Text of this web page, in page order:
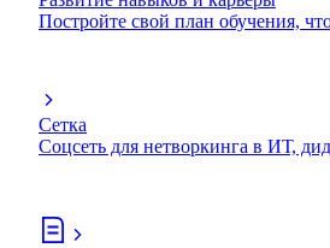
Постройте свой план обучения,
Сетка
Соцсеть для нетворкинга в ИТ,